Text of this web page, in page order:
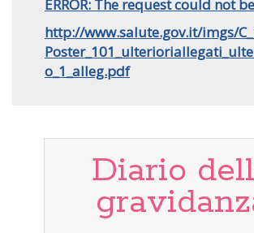
ERROR: The request could not
http://www.salute.gov.it/imgs/
o_1_alleg.pdf
Diario